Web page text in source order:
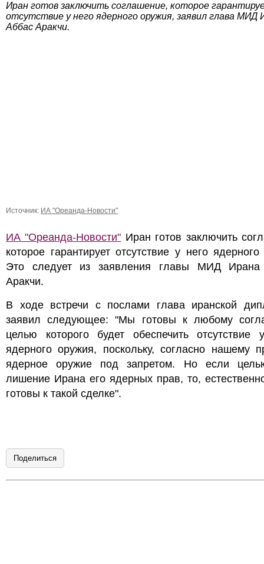
Иран готов заключить соглашение, которое
отсутствие у него ядерного оружия, заявил глава МИД
Аббас Аракчи.
Источник: ИА "Ореанда-Новости"
ИА "Ореанда-Новости" Иран готов заключить
которое гарантирует отсутствие у него
Это следует из заявления главы МИД Ирана
Аракчи.
В ходе встречи с послами глава иранской
заявил следующее: "Мы готовы к любому
целью которого будет обеспечить отсутствие
ядерного оружия, поскольку, согласно нашему
ядерное оружие под запретом. Но если
лишение Ирана его ядерных прав, то,
готовы к такой сделке".
Поделиться